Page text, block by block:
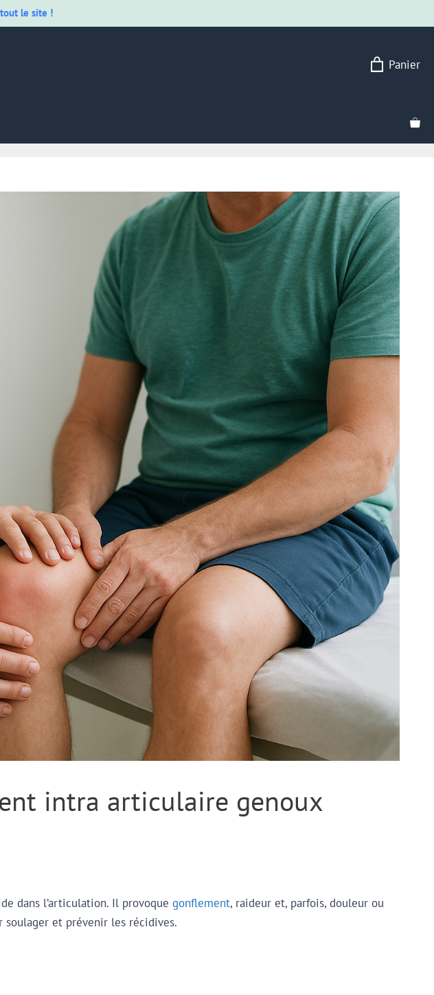
le site !
Panier
intra articulaire genoux
dans l’articulation. Il provoque gonflement, raideur et, parfois, douleur ou
et prévenir les récidives.